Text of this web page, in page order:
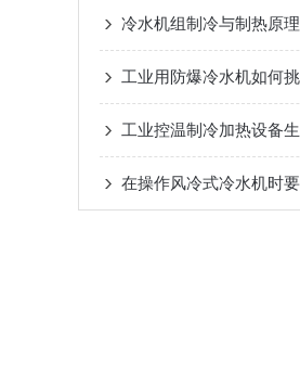
冷水机组制冷与制热原理